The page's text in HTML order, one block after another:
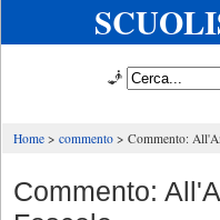
🧞
Home commento Commento:
Commento: